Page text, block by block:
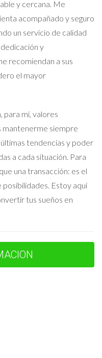
se realizan en la zona
la cocina local a
un sentido de
y la gastronomía, la
del Ángel son
de identidad y
y eventos culturales son
Entre ellos se destacan:
que reúnen a los
artesanales que
que también
un ambiente
y cercana. Me
acompañado y seguro
un servicio de calidad
y
recomiendan a sus
el mayor
para mí, valores
mantenerme siempre
tendencias y poder
a cada situación. Para
una transacción: es el
posibilidades. Estoy aquí
tus sueños en